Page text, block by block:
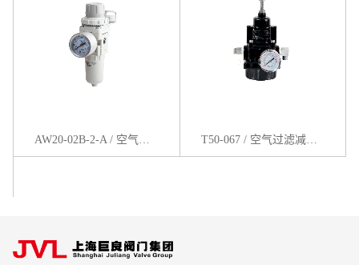
T50-067 / 空气过滤减压器